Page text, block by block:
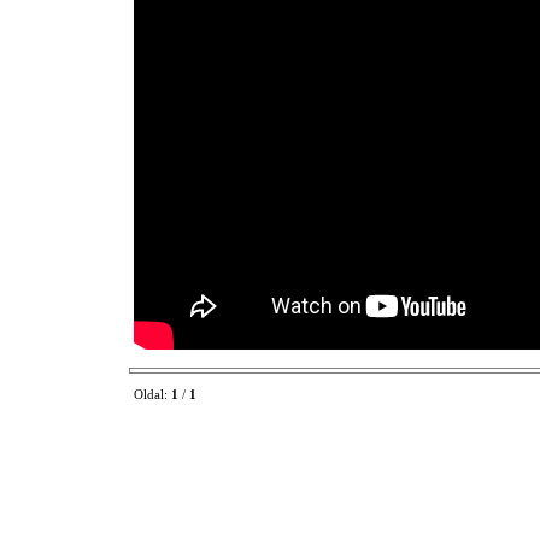
Oldal: 1 / 1